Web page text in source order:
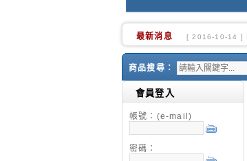
最新消息 [ 2016-10-02 ]
商品搜尋：
會員登入
帳號：(e-mail)
密碼：